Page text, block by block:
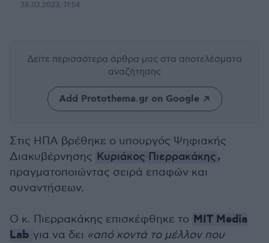
28.02.2023, 11:54
Δείτε περισσότερα άρθρα μας στα αποτελέσματα
αναζήτησης
Add Protothema.gr on Google
Στις ΗΠΑ βρέθηκε ο υπουργός Ψηφιακής
Διακυβέρνησης Κυριάκος Πιερρακάκης,
πραγματοποιώντας σειρά επαφών και
συναντήσεων.
Ο κ. Πιερρακάκης επισκέφθηκε το MIT Media
Lab για να δει «από κοντά το μέλλον που